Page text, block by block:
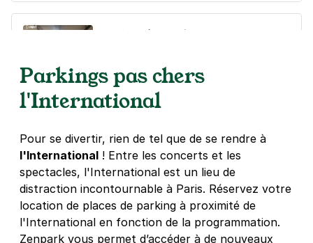
Paris - Père Lachaise -
90 boulevard de Ménilmontant
75020Paris
4,3(311 avis)
Réserver
+ Abonnements disponibles
Paris - Père Lachaise - Duris
21 rue Duris
75020Paris
Parkings pas chers
l'International
Pour se divertir, rien de tel que de se rendre à
l'International ! Entre les concerts et les
spectacles, l'International est un lieu de
distraction incontournable à Paris. Réservez votre
location de places de parking à proximité de
l'International en fonction de la programmation.
Zenpark vous permet d’accéder à de nouveaux